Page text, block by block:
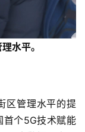
水平。
区管理水平的提
个5G技术赋能